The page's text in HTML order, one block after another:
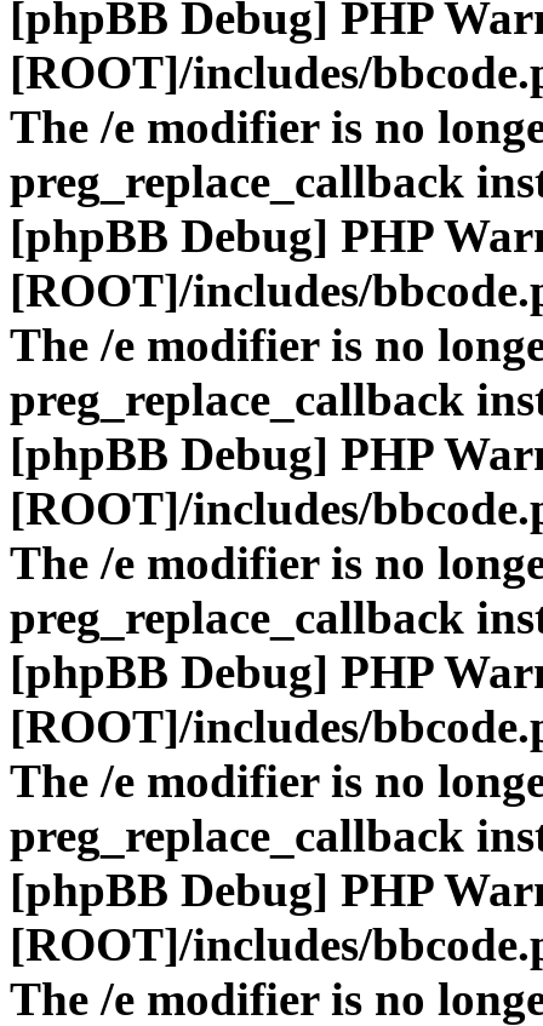
[phpBB Debug] PHP
[ROOT]/includes/
The /e modifier is no
preg_replace_callback
[phpBB Debug] PHP
[ROOT]/includes/
The /e modifier is no
preg_replace_callback
[phpBB Debug] PHP
[ROOT]/includes/
The /e modifier is no
preg_replace_callback
[phpBB Debug] PHP
[ROOT]/includes/
The /e modifier is no
preg_replace_callback
[phpBB Debug] PHP
[ROOT]/includes/
The /e modifier is no